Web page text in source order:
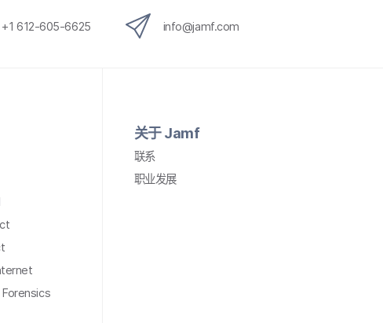
+1 612-605-6625 info@jamf.com
关于Jamf
联系
职业​发展